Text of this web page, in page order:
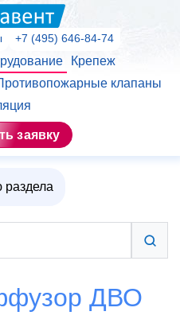
+7 (495) 646-84-74
Крепеж
клапаны
заявку
ДВО